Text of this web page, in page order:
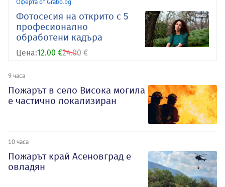
Оферта от Grabo.bg
Фотосесия на открито с 5
професионално
обработени кадъра
Цена:12.00 €24.00 €
9 часа
Пожарът в село Висока могила
е частично локализиран
10 часа
Пожарът край Асеновград е
овладян